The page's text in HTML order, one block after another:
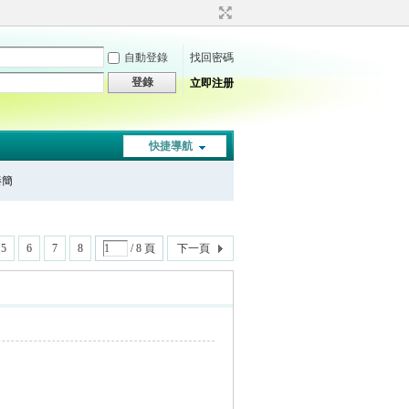
自動登錄
找回密碼
登錄
立即注册
快捷導航
5 6 7 8 / 8 頁 下一頁